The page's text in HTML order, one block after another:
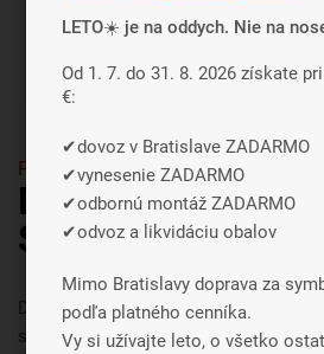
LETO☀️ je na oddych. Nie na
Od 1. 7. do 31. 8. 2026 získate
€:
✔dovoz v Bratislave ZADARMO
✔vynesenie ZADARMO
✔odbornú montáž ZADARMO
✔odvoz a likvidáciu obalov
Mimo Bratislavy doprava za
podľa platného cenníka.
Vy si užívajte leto, o všetko
Paplóny
Detský paplón
Summer
Detský paplón z príjemného materiálu
spánok vašich detí. V cene je 1 kus
zabezpečili funkcie webu a
súhlas, tak okrem iného aj
vylepšili obsah stránok
tak môcť poslať údaje o
webu za účelom zobrazení
v reklamných a sociálnych
tiež na ďalších weboch.
Súhlasiť a